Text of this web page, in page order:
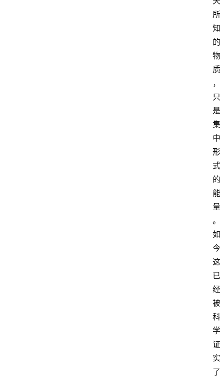
所
知
的
物
质
，
只
是
集
中
形
式
的
能
量
。
如
今
这
已
经
被
科
学
证
实
了